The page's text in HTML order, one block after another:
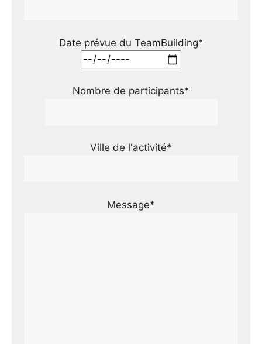
Date prévue du TeamBuilding*
Nombre de participants*
Ville de l'activité*
Message*